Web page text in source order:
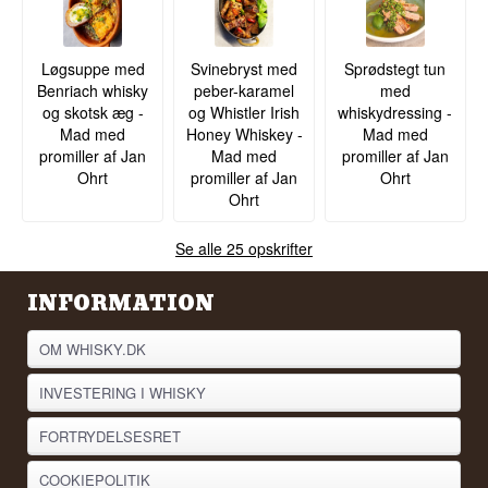
Løgsuppe med
Benriach whisky
og skotsk æg -
Mad med
promiller af Jan
Ohrt
Svinebryst med
peber-karamel
og Whistler Irish
Honey Whiskey -
Mad med
promiller af Jan
Ohrt
Sprødstegt tun
med
whiskydressing -
Mad med
promiller af Jan
Ohrt
Se alle 25 opskrifter
INFORMATION
OM WHISKY.DK
INVESTERING I WHISKY
FORTRYDELSESRET
COOKIEPOLITIK